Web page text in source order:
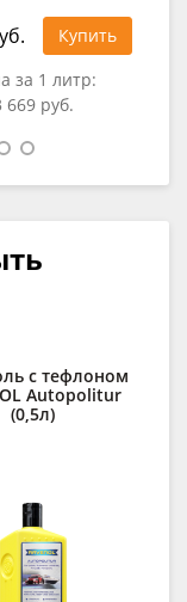
Купить
за 1 литр:
669 руб.
с тефлоном
Autopolitur
(0,5л)